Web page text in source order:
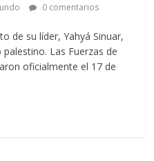
0 comentarios
de su líder, Yahyá Sinuar,
Las Fuerzas de
oficialmente el 17 de